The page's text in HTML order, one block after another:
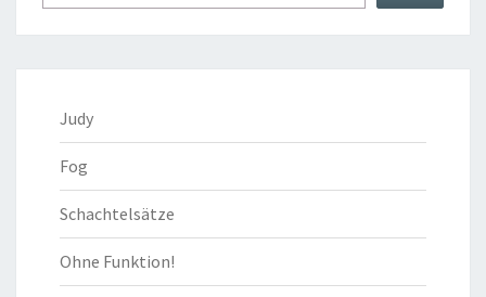
Judy
Fog
Schachtelsätze
Ohne Funktion!